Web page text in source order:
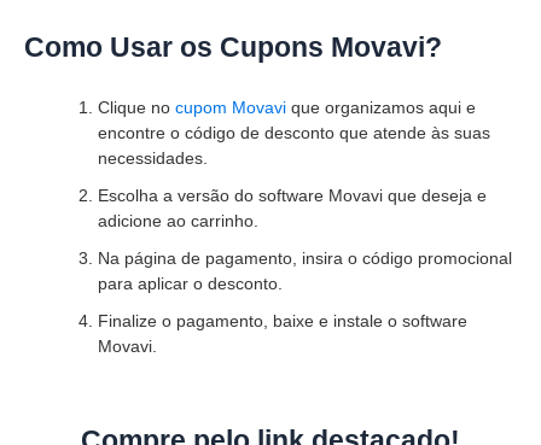
Como Usar os Cupons Movavi?
Clique nocupom Movavi que organizamos aqui e
encontre o código de desconto que atende às suas
necessidades.
Escolha a versão do software Movavi que deseja e
adicione ao carrinho.
Na página de pagamento, insira o código promocional
para aplicar o desconto.
Finalize o pagamento, baixe e instale o software
Movavi.